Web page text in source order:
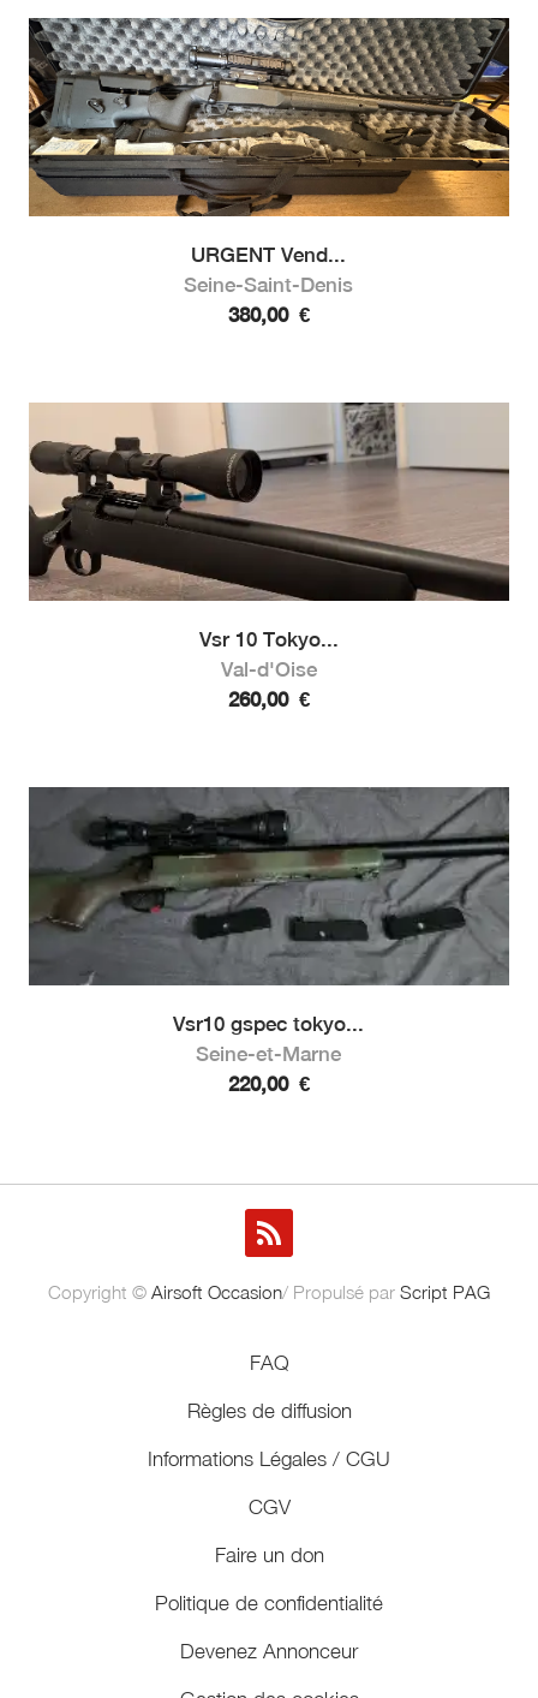
URGENT Vend...
Seine-Saint-Denis
380,00 €
Vsr 10 Tokyo...
Val-d'Oise
260,00 €
Vsr10 gspec tokyo...
Seine-et-Marne
220,00 €
Copyright © Airsoft Occasion/ Propulsé par Script PAG
FAQ
Règles de diffusion
Informations Légales / CGU
CGV
Faire un don
Politique de confidentialité
Devenez Annonceur